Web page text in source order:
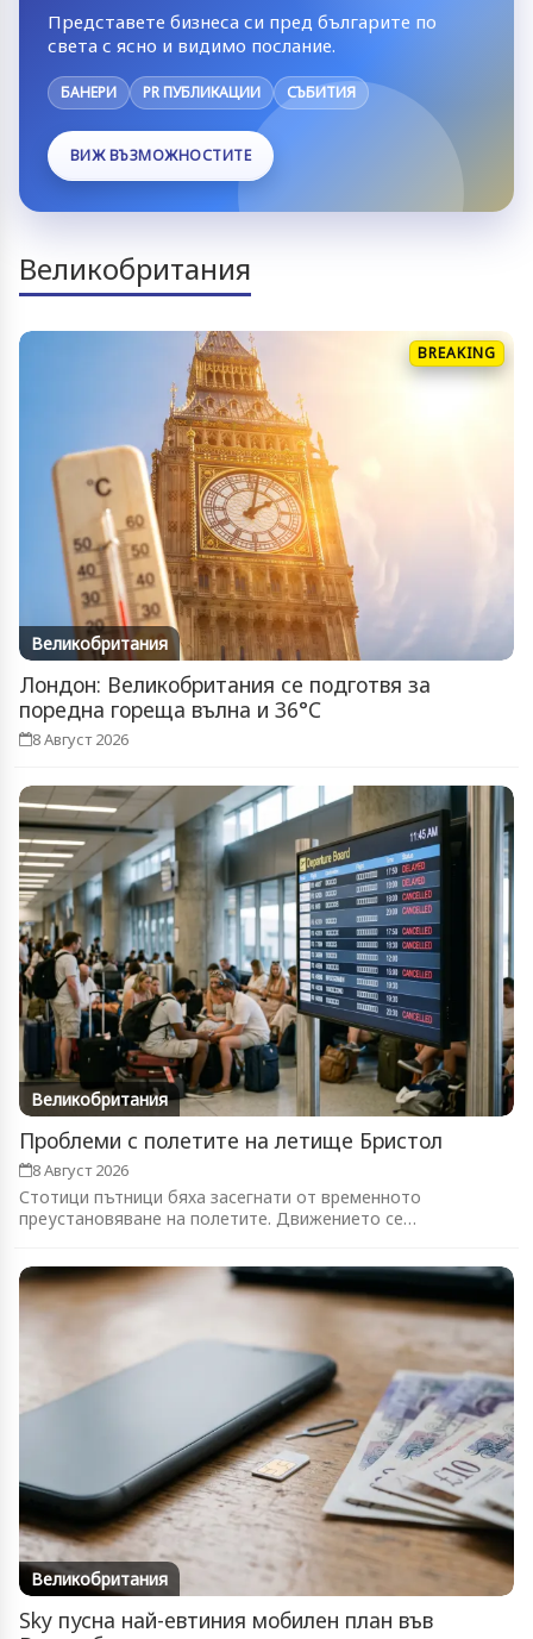
Представете бизнеса си пред българите по
света с ясно и видимо послание.
БАНЕРИ PR ПУБЛИКАЦИИ СЪБИТИЯ
ВИЖ ВЪЗМОЖНОСТИТЕ
Великобритания
BREAKING
Великобритания
Лондон: Великобритания се подготвя за
поредна гореща вълна и 36°C
8 Август 2026
Великобритания
Проблеми с полетите на летище Бристол
8 Август 2026
Стотици пътници бяха засегнати от временното
преустановяване на полетите. Движението се
Великобритания
Sky пусна най-евтиния мобилен план във